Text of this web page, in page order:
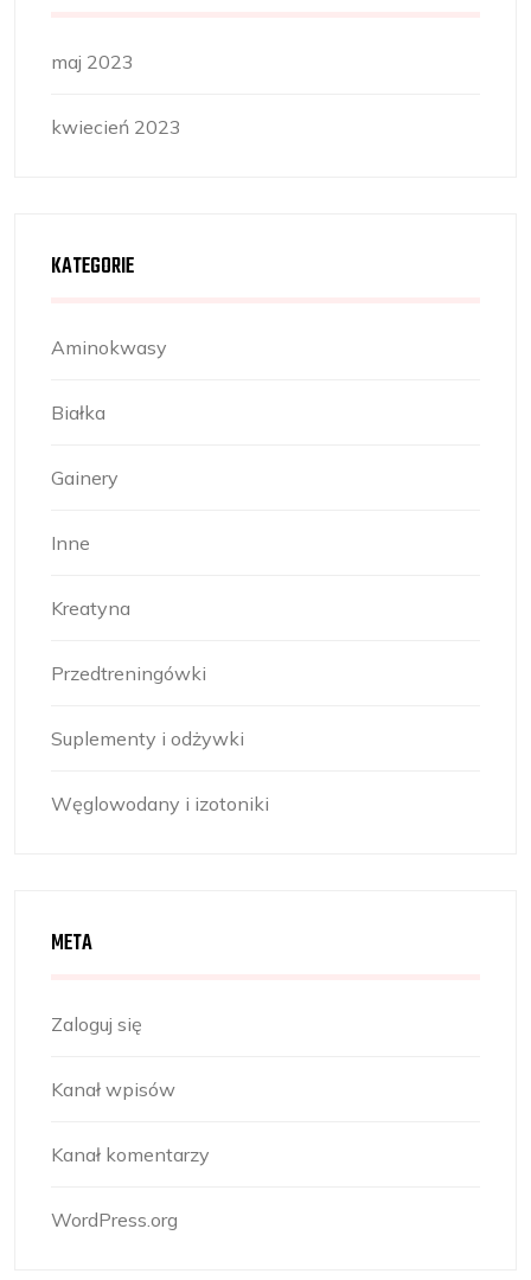
maj 2023
kwiecień 2023
KATEGORIE
Aminokwasy
Białka
Gainery
Inne
Kreatyna
Przedtreningówki
Suplementy i odżywki
Węglowodany i izotoniki
META
Zaloguj się
Kanał wpisów
Kanał komentarzy
WordPress.org